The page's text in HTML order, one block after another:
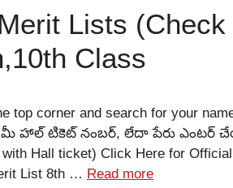
Lists (Check
Class
top corner and search for your
మీ హాల్ టికెట్ నంబర్, లేదా పేరు ఎంటర్
Hall ticket) Click Here for
List 8th … Read more